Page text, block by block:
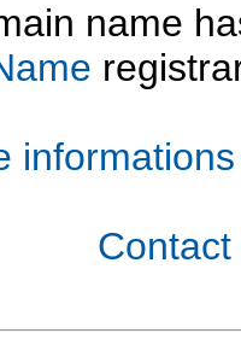
name